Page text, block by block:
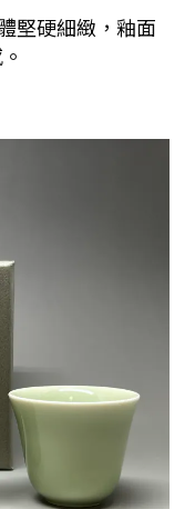
堅硬細緻，釉面